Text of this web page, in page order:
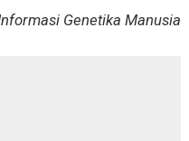
Genetika Manusia